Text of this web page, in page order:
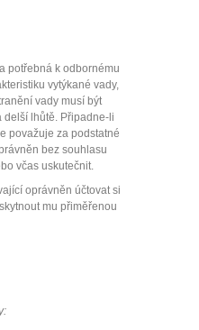
potřebná k odbornému
vytýkané vady,
vady musí být
lhůtě. Připadne-li
považuje za podstatné
bez souhlasu
včas uskutečnit.
oprávněn účtovat si
mu přiměřenou